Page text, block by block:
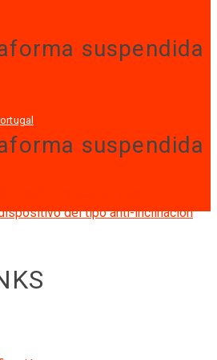
suspendida
suspendida
Plataforma suspendida
del tipo anti-inclinación